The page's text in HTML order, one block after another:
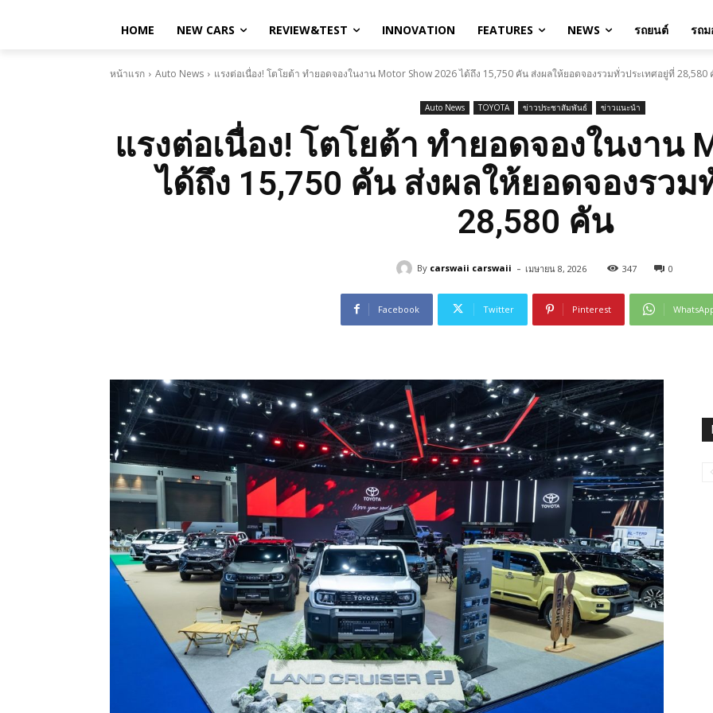
HOME NEW CARS REVIEW&TEST INNOVATION FEATURES NEWS รถยนต์ รถม
หน้าแรก Auto News แรงต่อเนื่อง! โตโยต้า ทำยอดจองในงาน Motor Show 2026 ได้ถึง 15,750 คัน ส่งผลให้ยอดจองรวมทั่วประเทศอยู่ที่ 28,580
Auto News TOYOTA ข่าวประชาสัมพันธ์ ข่าวแนะนำ
แรงต่อเนื่อง! โตโยต้า ทำยอดจองในงาน
ได้ถึง 15,750 คัน ส่งผลให้ยอดจองรวม
28,580 คัน
By carswaii carswaii - เมษายน 8, 2026 347 0
Facebook Twitter Pinterest